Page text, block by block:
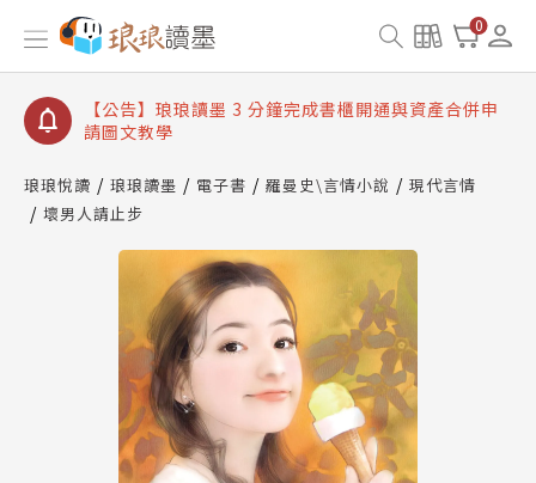
0
【公告】琅琅讀墨數位閱讀資產合併與書櫃開通申請
【公告】琅琅讀墨書櫃開通常見問題
【公告】琅琅讀墨 3 分鐘完成書櫃開通與資產合併申
請圖文教學
查詢
【公告】琅琅讀墨數位閱讀資產合併與書櫃開通申請
琅琅悅讀 琅琅讀墨 電子書 羅曼史\言情小說
現代言情
壞男人請止步